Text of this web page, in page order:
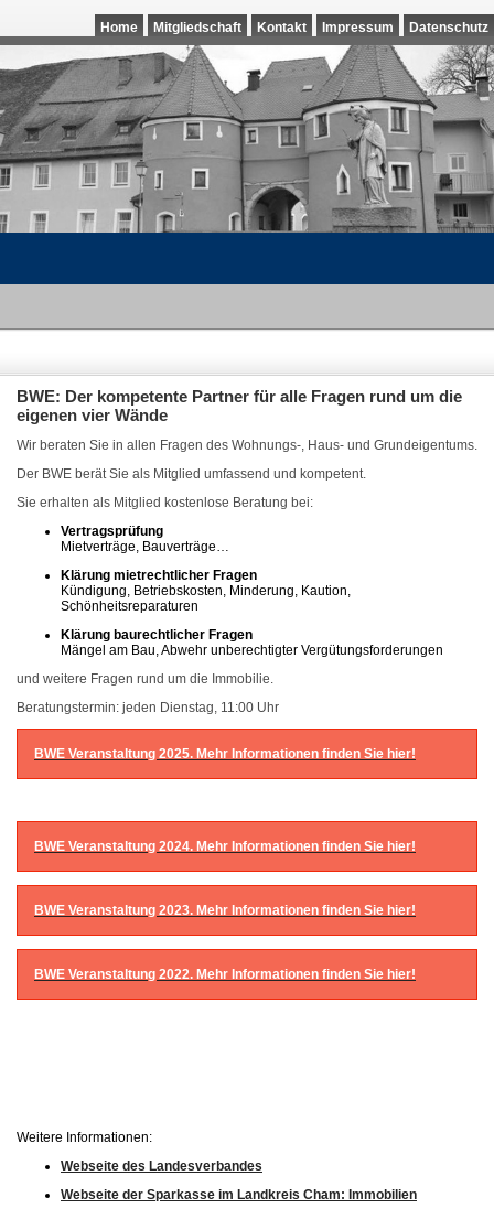
Home Mitgliedschaft Kontakt Impressum Datenschutz
BWE: Der kompetente Partner für alle Fragen rund um die
eigenen vier Wände
Wir beraten Sie in allen Fragen des Wohnungs-, Haus- und Grundeigentums.
Der BWE berät Sie als Mitglied umfassend und kompetent.
Sie erhalten als Mitglied kostenlose Beratung bei:
Vertragsprüfung
Mietverträge, Bauverträge…
Klärung mietrechtlicher Fragen
Kündigung, Betriebskosten, Minderung, Kaution,
Schönheitsreparaturen
Klärung baurechtlicher Fragen
Mängel am Bau, Abwehr unberechtigter Vergütungsforderungen
und weitere Fragen rund um die Immobilie.
Beratungstermin: jeden Dienstag, 11:00 Uhr
BWE Veranstaltung 2025. Mehr Informationen finden Sie hier!
BWE Veranstaltung 2024. Mehr Informationen finden Sie hier!
BWE Veranstaltung 2023. Mehr Informationen finden Sie hier!
BWE Veranstaltung 2022. Mehr Informationen finden Sie hier!
Weitere Informationen:
Webseite des Landesverbandes
Webseite der Sparkasse im Landkreis Cham: Immobilien